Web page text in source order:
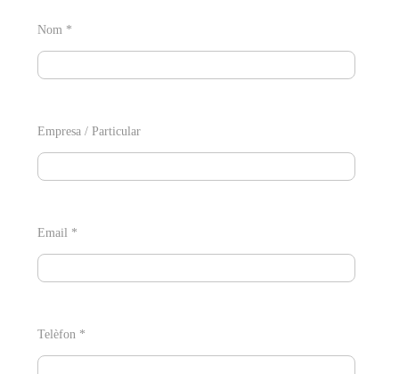
Nom *
Empresa / Particular
Email *
Telèfon *